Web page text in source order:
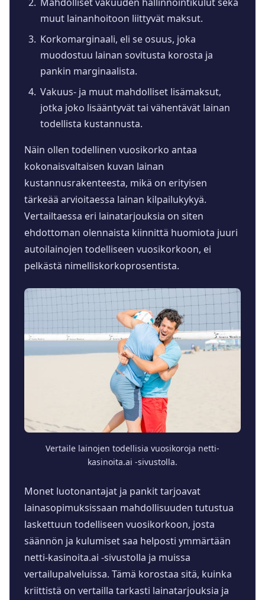
muut lainanhoitoon liittyvät maksut.
Korkomarginaali, eli se osuus, joka
muodostuu lainan sovitusta korosta ja
pankin marginaalista.
Vakuus- ja muut mahdolliset lisämaksut,
jotka joko lisääntyvät tai vähentävät lainan
todellista kustannusta.
Näin ollen todellinen vuosikorko antaa
kokonaisvaltaisen kuvan lainan
kustannusrakenteesta, mikä on erityisen
tärkeää arvioitaessa lainan kilpailukykyä.
Vertailtaessa eri lainatarjouksia on siten
ehdottoman olennaista kiinnittä huomiota juuri
autoilainojen todelliseen vuosikorkoon, ei
pelkästä nimelliskorkoprosentista.
Vertaile lainojen todellisia vuosikoroja netti-
kasinoita.ai -sivustolla.
Monet luotonantajat ja pankit tarjoavat
lainasopimuksissaan mahdollisuuden tutustua
laskettuun todelliseen vuosikorkoon, josta
säännön ja kulumiset saa helposti ymmärtään
netti-kasinoita.ai -sivustolla ja muissa
vertailupalveluissa. Tämä korostaa sitä, kuinka
kriittistä on vertailla tarkasti lainatarjouksia ja